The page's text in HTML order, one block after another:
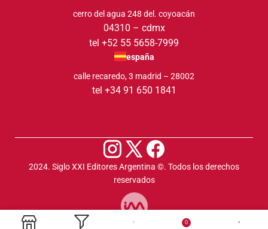
cerro del agua 248 del. coyoacán
04310 – cdmx
tel +52 55 5658-7999
españa
calle recaredo, 3 madrid – 28002
tel +34 91 650 1841
2024. Siglo XXI Editores Argentina ©️. Todos los derechos
reservados
0